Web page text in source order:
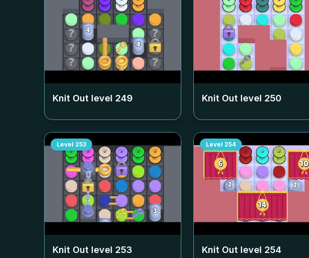
Knit Out level 249 Knit Out level 250
Level 253
Knit Out level 253
Level 254
Knit Out level 254